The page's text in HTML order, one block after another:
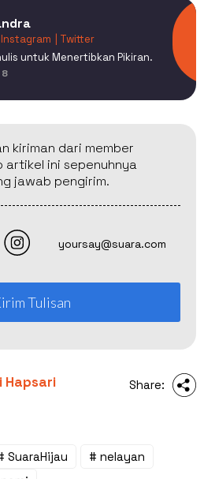
| Instagram
| Twitter
untuk Menertibkan Pikiran.
8
kiriman dari member
artikel ini sepenuhnya
jawab pengirim.
yoursay@suara.com
Tulisan
Hapsari Share:
SuaraHijau
# nelayan